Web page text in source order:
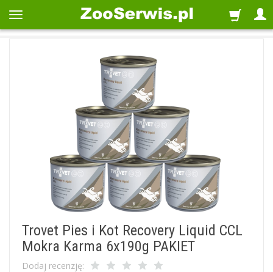
Trovet Pies i Kot Recovery Liquid CCL
Mokra Karma 6x190g PAKIET
Dodaj recenzję: